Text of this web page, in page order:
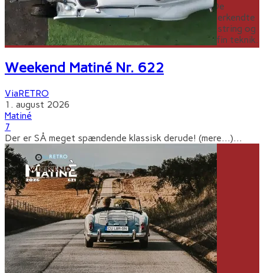
ViaRETRO handler om glæden ved klassiske biler: De
sjældne, smukke og eksotiske - og de obskure, underkendte
og skæve. Minimalisme og dekadence, barnlig begejstring og
tonstungt nørderi, kærlighed til smukke former og fin teknik.
Weekend Matiné Nr. 622
ViaRETRO
1. august 2026
Matiné
7
Der er SÅ meget spændende klassisk derude! (mere…)...